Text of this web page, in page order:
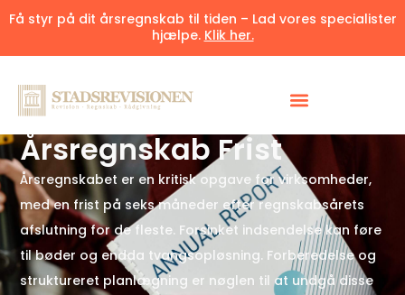
Få styr på dit årsregnskab til tiden – Lad vores specialister
hjælpe. Klik her.
Årsregnskab Frist
Årsregnskabet er en kritisk opgave for virksomheder,
med en frist på seks måneder efter regnskabsårets
afslutning for de fleste. Forsinket indsendelse kan føre
til bøder og endda tvangsopløsning. Forberedelse og
struktureret planlægning er nøglen til at undgå disse